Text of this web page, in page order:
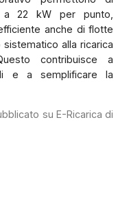
a 22 kW per punto,
anche di flotte
alla ricarica
contribuisce a
e a semplificare la
su E-Ricarica di